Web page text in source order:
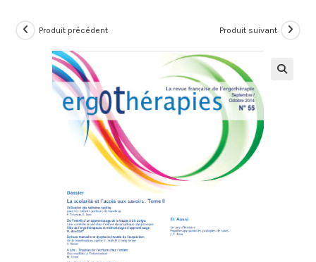
Produit précédent Produit suivant